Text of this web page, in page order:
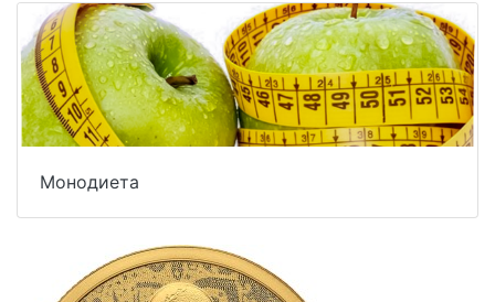
Монодиета